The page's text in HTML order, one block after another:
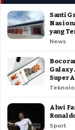
Santi
yang
News
Galaxy
Super
Alwi
Sport